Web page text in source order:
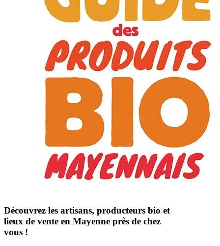
Découvrez les artisans, producteurs bio et
lieux de vente en Mayenne près de chez
vous !